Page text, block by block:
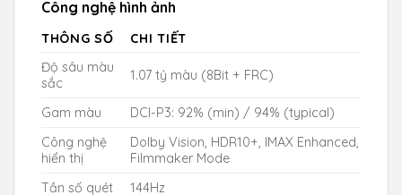
Công nghệ hình ảnh
THÔNG SỐ
CHI TIẾT
Độ sâu màu
sắc
1.07 tỷ màu (8Bit + FRC)
Gam màu
DCI-P3: 92% (min) / 94% (typical)
Công nghệ
hiển thị
Dolby Vision, HDR10+, IMAX Enhanced,
Filmmaker Mode
Tần số quét
144Hz